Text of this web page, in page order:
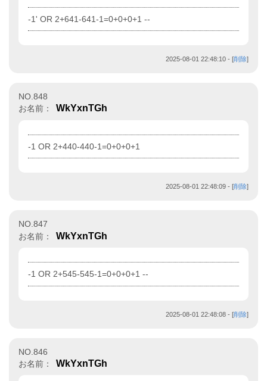
-1' OR 2+641-641-1=0+0+0+1 --
2025-08-01 22:48:10 - [削除]
NO.848
お名前：
WkYxnTGh
-1 OR 2+440-440-1=0+0+0+1
2025-08-01 22:48:09 - [削除]
NO.847
お名前：
WkYxnTGh
-1 OR 2+545-545-1=0+0+0+1 --
2025-08-01 22:48:08 - [削除]
NO.846
お名前：
WkYxnTGh